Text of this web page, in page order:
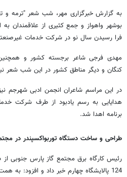
بوشهر واهواز و جمع کثیری از علاقمندان
فرا رسیدن سال نو در شرکت خدمات غیرصنعتی
مهدی فرجی شاعر برجسته کشور و همچنین
کنگان و دیگر مناطق کشور در این شب شعر
در این مراسم شاعران انجمن ادبی شهرجم
هدایایی به رسم یادبود از طرف شرکت
برنامه اهدا شد.
طراحی و ساخت دستگاه توربواکسپندر در
رئیس کارگاه برق مجتمع گاز پارس جنوبی
124 پالایشگاه چهارم خبر داد و افزود: به